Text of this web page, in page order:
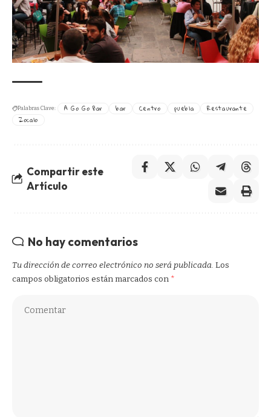
Palabras Clave: A Go Go Bar bar Centro puebla
Restaurante
Zocalo
Compartir este
Artículo
No hay comentarios
Tu dirección de correo electrónico no será publicada. Los
campos obligatorios están marcados con *